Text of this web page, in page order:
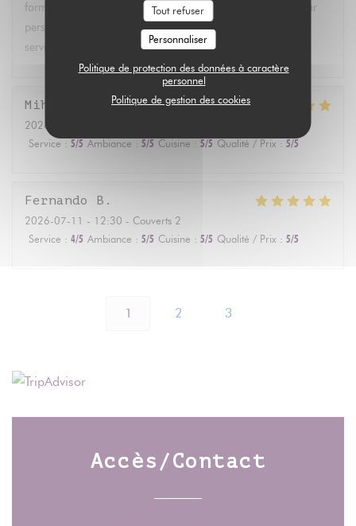
Tout refuser
Personnaliser
Politique de protection des données à caractère
personnel
Politique de gestion des cookies
formule fixe que nous avons eue était un peu chère (24€ par
personne) par rapport à la quantité et la diversité des plats
servis. Mais c'était vraiment super bon !
Mihoko
2026-07-17
Service : 5/5 Ambiance : 5/5 Cuisine : 5/5 Qualité / Prix : 5/5
Fernando B
2026-07-11 - 12:30 - Couverts 2
Service : 4/5 Ambiance : 5/5 Cuisine : 5/5 Qualité / Prix : 5/5
1 2 3
Accès/Contact